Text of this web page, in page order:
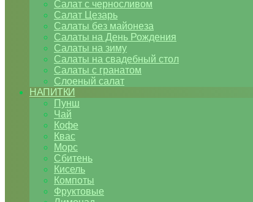
Салат с черносливом
Салат Цезарь
Салаты без майонеза
Салаты на День Рождения
Салаты на зиму
Салаты на свадебный стол
Салаты с гранатом
Слоеный салат
НАПИТКИ
Пунш
Чай
Кофе
Квас
Морс
Сбитень
Кисель
Компоты
Фруктовые